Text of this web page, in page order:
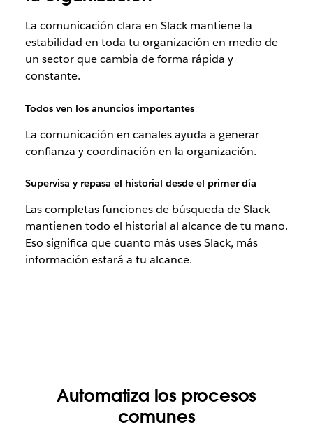
La comunicación clara en Slack mantiene la
estabilidad en toda tu organización en medio de
un sector que cambia de forma rápida y
constante.
Todos ven los anuncios importantes
La comunicación en canales ayuda a generar
confianza y coordinación en la organización.
Supervisa y repasa el historial desde el primer día
Las completas funciones de búsqueda de Slack
mantienen todo el historial al alcance de tu mano.
Eso significa que cuanto más uses Slack, más
información estará a tu alcance.
Automatiza los procesos
comunes